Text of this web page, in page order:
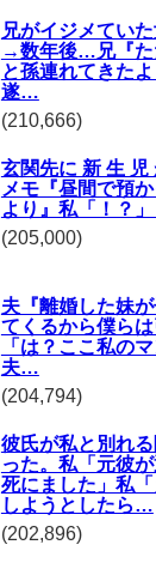
兄がイジメてい
→数年後…兄『た
と孫連れてきた
遂…
(210,666)
玄関先に 新 生 児
メモ『昼間で預
より』私「！？
(205,000)
夫『離婚した妹
てくるから僕ら
「は？ここ私の
夫…
(204,794)
彼氏が私と別れ
った。私「元彼
死にました」私
しようとしたら…
(202,896)